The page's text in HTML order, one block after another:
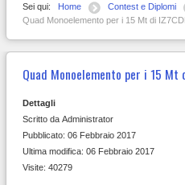
Sei qui: Home Contest e Diplomi
Quad Monoelemento per i 15 Mt di
Quad Monoelemento per i 15 Mt
Dettagli
Scritto da Administrator
Pubblicato: 06 Febbraio 2017
Ultima modifica: 06 Febbraio 2017
Visite: 40279